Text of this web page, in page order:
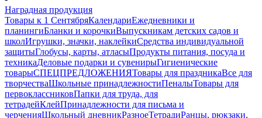
Наградная продукция
Товары к 1 СентябряКалендариЕжедневники и
планингиБланки и корочкиВыпускникам детских садов и
школИгрушки, значки, наклейкиСредства индивидуальной
защитыГлобусы, карты, атласыПродукты питания, посуда и
техникаДеловые подарки и сувенирыГигиенические
товарыСПЕЦПРЕДЛОЖЕНИЯТовары для праздникаВсе для
творчестваШкольные принадлежностиПеналыТовары для
первоклассниковПапки для труда, для
тетрадейКлейПринадлежности для письма и
черченияШкольный дневникРазноеТетрадиРанцы, рюкзаки,